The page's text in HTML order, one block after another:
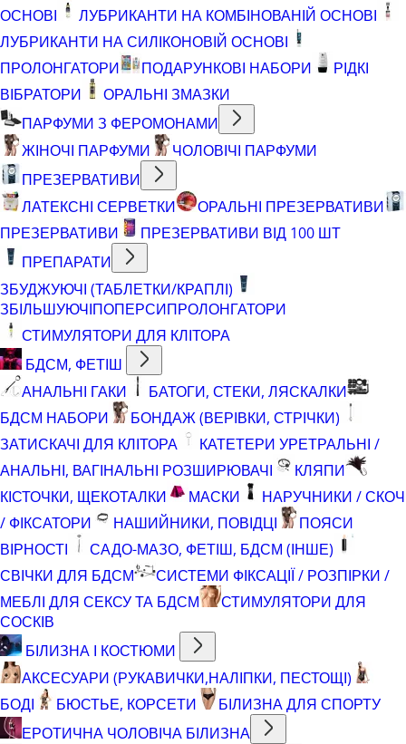
ОСНОВІ
ЛУБРИКАНТИ НА КОМБІНОВАНІЙ ОСНОВІ
ЛУБРИКАНТИ НА СИЛІКОНОВІЙ ОСНОВІ
ПРОЛОНГАТОРИ
ПОДАРУНКОВІ НАБОРИ
РІДКІ
ВІБРАТОРИ
ОРАЛЬНІ ЗМАЗКИ
ПАРФУМИ З ФЕРОМОНАМИ
ЖІНОЧІ ПАРФУМИ
ЧОЛОВІЧІ ПАРФУМИ
ПРЕЗЕРВАТИВИ
ЛАТЕКСНІ СЕРВЕТКИ
ОРАЛЬНІ ПРЕЗЕРВАТИВИ
ПРЕЗЕРВАТИВИ
ПРЕЗЕРВАТИВИ ВІД 100 ШТ
ПРЕПАРАТИ
ЗБУДЖУЮЧІ (ТАБЛЕТКИ/КРАПЛІ)
ЗБІЛЬШУЮЧІПОПЕРСИПРОЛОНГАТОРИ
СТИМУЛЯТОРИ ДЛЯ КЛІТОРА
БДСМ, ФЕТІШ
АНАЛЬНІ ГАКИ
БАТОГИ, СТЕКИ, ЛЯСКАЛКИ
БДСМ НАБОРИ
БОНДАЖ (ВЕРІВКИ, СТРІЧКИ)
ЗАТИСКАЧІ ДЛЯ КЛІТОРА
КАТЕТЕРИ УРЕТРАЛЬНІ /
АНАЛЬНІ, ВАГІНАЛЬНІ РОЗШИРЮВАЧІ
КЛЯПИ
КІСТОЧКИ, ЩЕКОТАЛКИ
МАСКИ
НАРУЧНИКИ / СКОЧ
/ ФІКСАТОРИ
НАШИЙНИКИ, ПОВІДЦІ
ПОЯСИ
ВІРНОСТІ
САДО-МАЗО, ФЕТІШ, БДСМ (ІНШЕ)
СВІЧКИ ДЛЯ БДСМ
СИСТЕМИ ФІКСАЦІЇ / РОЗПІРКИ /
МЕБЛІ ДЛЯ СЕКСУ ТА БДСМ
СТИМУЛЯТОРИ ДЛЯ
СОСКІВ
БІЛИЗНА І КОСТЮМИ
АКСЕСУАРИ (РУКАВИЧКИ,НАЛІПКИ, ПЕСТОЩІ)
БОДІ
БЮСТЬЕ, КОРСЕТИ
БІЛИЗНА ДЛЯ СПОРТУ
ЕРОТИЧНА ЧОЛОВІЧА БІЛИЗНА